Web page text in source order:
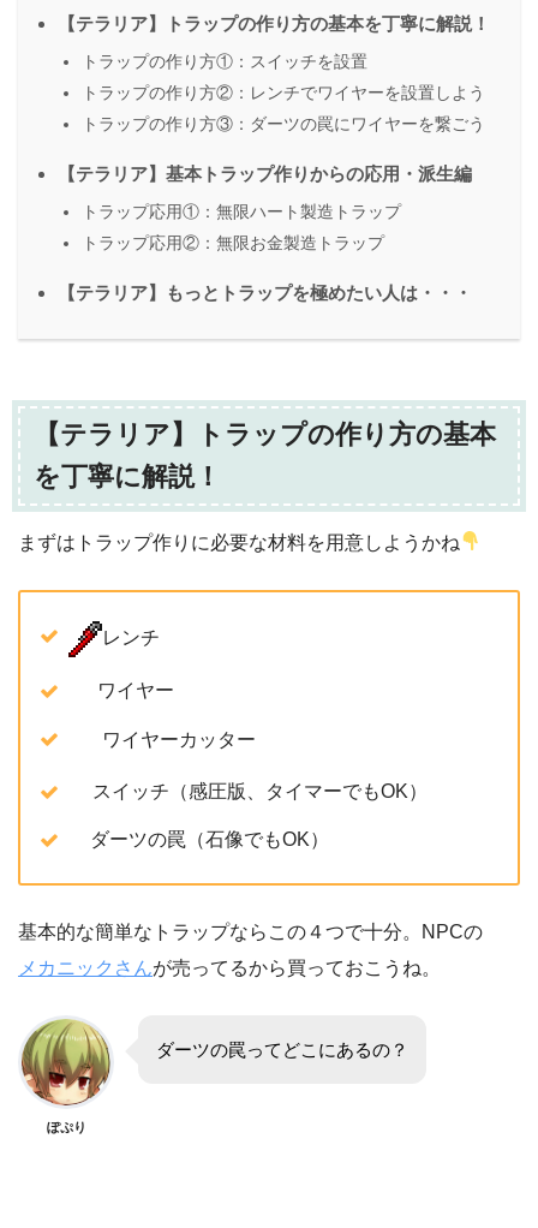
【テラリア】トラップの作り方の基本を丁寧に解説！
トラップの作り方①：スイッチを設置
トラップの作り方②：レンチでワイヤーを設置しよう
トラップの作り方③：ダーツの罠にワイヤーを繋ごう
【テラリア】基本トラップ作りからの応用・派生編
トラップ応用①：無限ハート製造トラップ
トラップ応用②：無限お金製造トラップ
【テラリア】もっとトラップを極めたい人は・・・
【テラリア】トラップの作り方の基本
を丁寧に解説！
まずはトラップ作りに必要な材料を用意しようかね
レンチ
ワイヤー
ワイヤーカッター
スイッチ（感圧版、タイマーでもOK）
ダーツの罠（石像でもOK）
基本的な簡単なトラップならこの４つで十分。NPCの
メカニックさんが売ってるから買っておこうね。
ぽぷり
ダーツの罠ってどこにあるの？